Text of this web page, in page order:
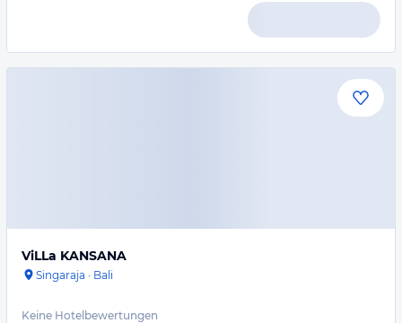
ViLLa KANSANA
Singaraja · Bali
Keine Hotelbewertungen